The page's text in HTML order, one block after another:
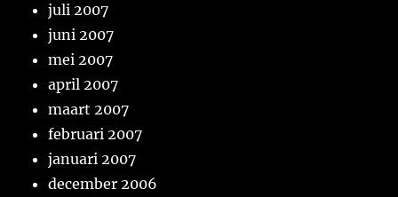
juli 2007
juni 2007
mei 2007
april 2007
maart 2007
februari 2007
januari 2007
december 2006